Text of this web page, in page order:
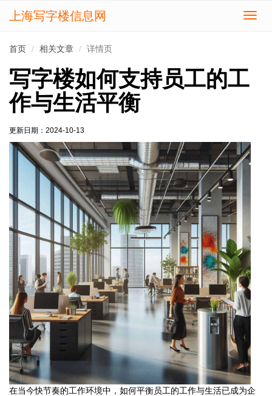
切
上海写字楼信息网
首页 相关文章 详情页
写字楼如何支持员工的工
作与生活平衡
更新日期： 2024-10-13
在当今快节奏的工作环境中，如何平衡员工的工作与生活已成为企